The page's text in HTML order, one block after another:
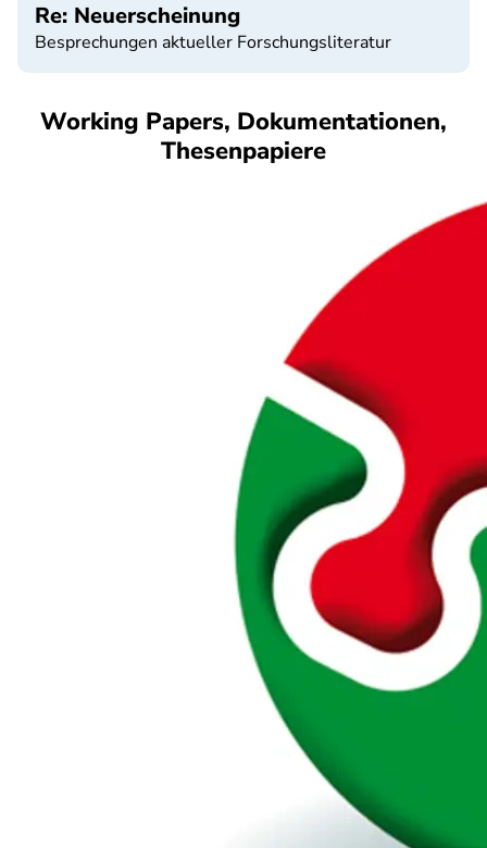
Re: Neuerscheinung
Besprechungen aktueller Forschungsliteratur
Working Papers, Dokumentationen,
Thesenpapiere